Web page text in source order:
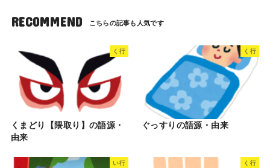
RECOMMEND
く行
くまどり【隈取り】の語源・
由来
く行
ぐっすりの語源・由来
い行 く行